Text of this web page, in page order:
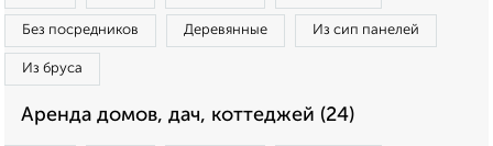
Без посредников Деревянные Из сип панелей
Из бруса
Аренда домов, дач, коттеджей (24)